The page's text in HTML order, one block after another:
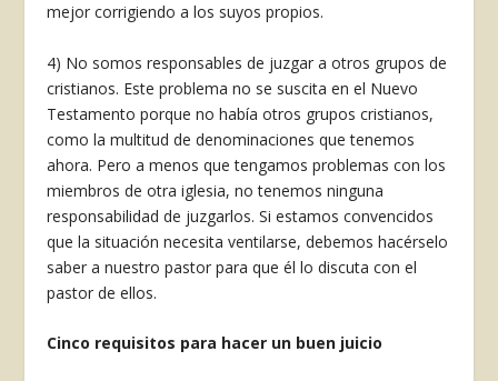
mejor corrigiendo a los suyos propios.
4) No somos responsables de juzgar a otros grupos de
cristianos. Este problema no se suscita en el Nuevo
Testamento porque no había otros grupos cristianos,
como la multitud de denomina­ciones que tenemos
ahora. Pero a menos que tengamos problemas con los
miembros de otra iglesia, no tenemos ninguna
responsabilidad de juzgarlos. Si estamos convencidos
que la situación necesita ventilarse, debemos hacérselo
saber a nuestro pas­tor para que él lo discuta con el
pastor de ellos.
Cinco requisitos para hacer un buen juicio